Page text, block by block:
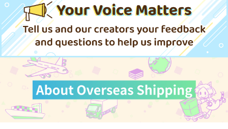
再録 愛し恋しと君の
腕中
恋人
君は僕らのうさぎさん
集英社インター
814円（税込）
サンプル
作品詳細
770円（税込）
サンプル
作品詳細